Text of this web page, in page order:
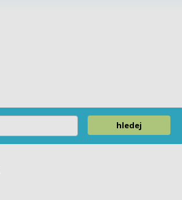
hledej